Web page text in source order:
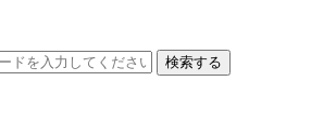
検索する